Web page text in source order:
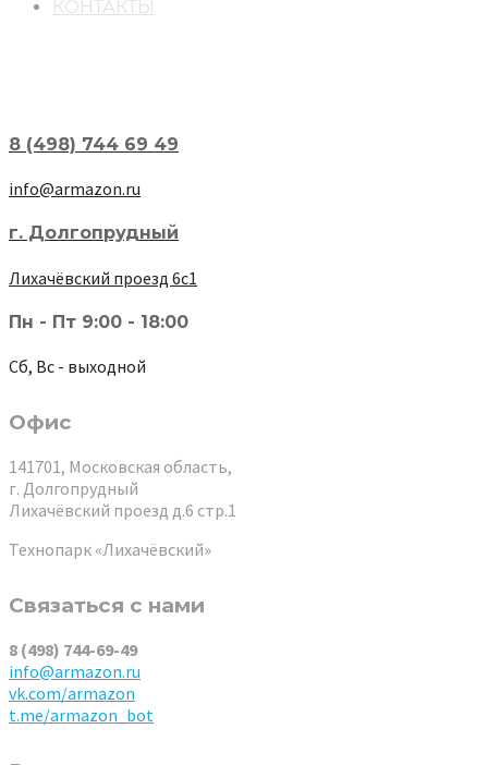
КОНТАКТЫ
8 (498) 744 69 49
info@armazon.ru
г. Долгопрудный
Лихачёвский проезд 6с1
Пн - Пт 9:00 - 18:00
Сб, Вс - выходной
Офис
141701, Московская область,
г. Долгопрудный
Лихачёвский проезд д.6 стр.1
Технопарк «Лихачёвский»
Связаться с нами
8 (498) 744-69-49
info@armazon.ru
vk.com/armazon
t.me/armazon_bot